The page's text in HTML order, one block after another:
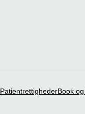
PatientrettighederBook